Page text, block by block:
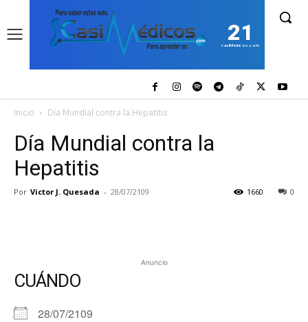
21
casiMedicos.com
Inicio Día Mundial contra la Hepatitis
Día Mundial contra la
Hepatitis
Por Victor J. Quesada - 28/07/2109 0
1660
Anuncio
CUÁNDO
28/07/2109